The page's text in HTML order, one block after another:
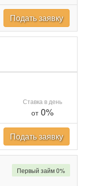
Подать заявку
Ставка в день
от0%
Подать заявку
Первый займ 0%